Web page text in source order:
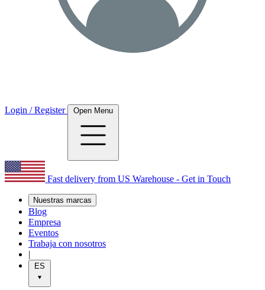
Login / Register Open Menu
Fast delivery from US Warehouse - Get in Touch
Nuestras marcas
Blog
Empresa
Eventos
Trabaja con nosotros
|
ES